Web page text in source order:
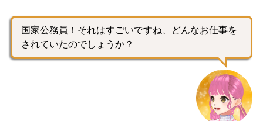
国家公務員！それはすごいですね、どんなお仕事を
されていたのでしょうか？